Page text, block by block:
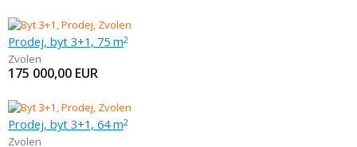
Prodej, byt 3+1, 75 m2
Zvolen
175 000,00 EUR
Prodej, byt 3+1, 64 m2
Zvolen